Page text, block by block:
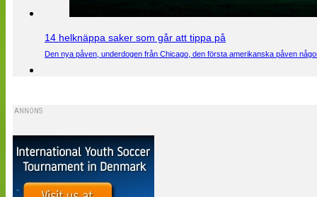
14 helknäppa saker som går att tippa på
Den nya påven, underdogen från Chicago, den första amerikanska påven
ANNONS